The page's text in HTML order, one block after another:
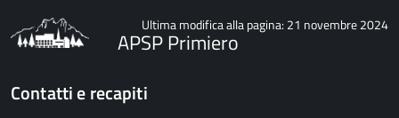
Ultima modifica alla pagina: 21 novembre 2024
APSP Primiero
Contatti e recapiti